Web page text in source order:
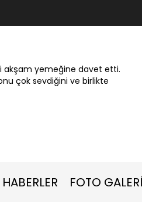
akşam yemeğine davet etti.
çok sevdiğini ve birlikte
HABERLER FOTO GALERİ